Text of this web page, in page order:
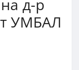
д-р
УМБАЛ